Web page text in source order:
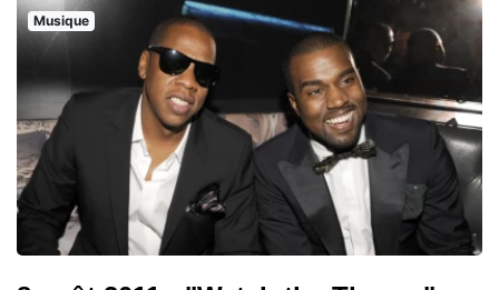
Musique